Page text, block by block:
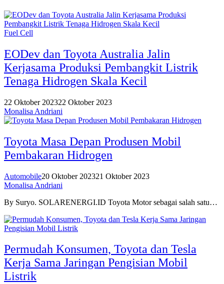
Fuel Cell
EODev dan Toyota Australia Jalin
Kerjasama Produksi Pembangkit Listrik
Tenaga Hidrogen Skala Kecil
22 Oktober 202322 Oktober 2023
Monalisa Andriani
Toyota Masa Depan Produsen Mobil
Pembakaran Hidrogen
Automobile20 Oktober 202321 Oktober 2023
Monalisa Andriani
By Suryo. SOLARENERGI.ID Toyota Motor sebagai salah satu…
Permudah Konsumen, Toyota dan Tesla
Kerja Sama Jaringan Pengisian Mobil
Listrik